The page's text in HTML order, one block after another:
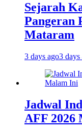
Sejarah
Pangeran
Mataram
3 days ago3 days
Jadwal
AFF 2026